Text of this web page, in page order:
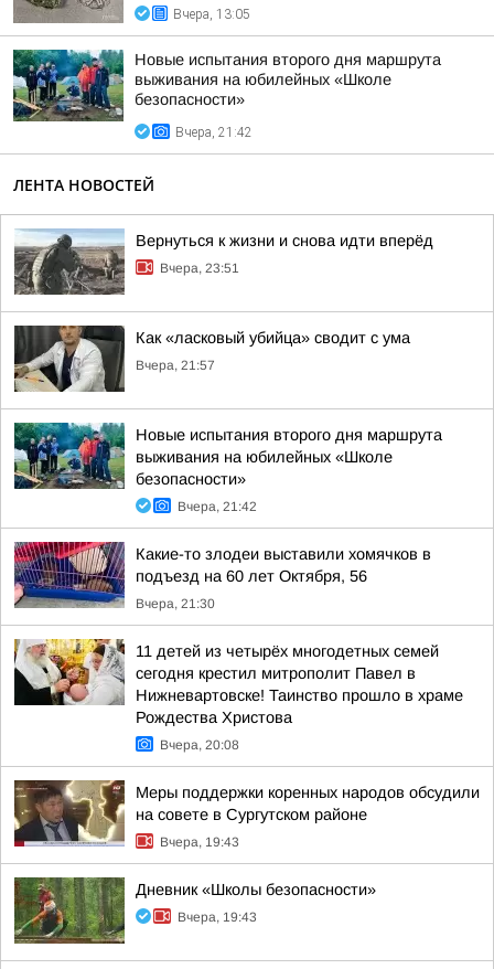
Вчера, 13:05
Новые испытания второго дня маршрута
выживания на юбилейных «Школе
безопасности»
Вчера, 21:42
ЛЕНТА НОВОСТЕЙ
Вернуться к жизни и снова идти вперёд
Вчера, 23:51
Как «ласковый убийца» сводит с ума
Вчера, 21:57
Новые испытания второго дня маршрута
выживания на юбилейных «Школе
безопасности»
Вчера, 21:42
Какие-то злодеи выставили хомячков в
подъезд на 60 лет Октября, 56
Вчера, 21:30
11 детей из четырёх многодетных семей
сегодня крестил митрополит Павел в
Нижневартовске! Таинство прошло в храме
Рождества Христова
Вчера, 20:08
Меры поддержки коренных народов обсудили
на совете в Сургутском районе
Вчера, 19:43
Дневник «Школы безопасности»
Вчера, 19:43